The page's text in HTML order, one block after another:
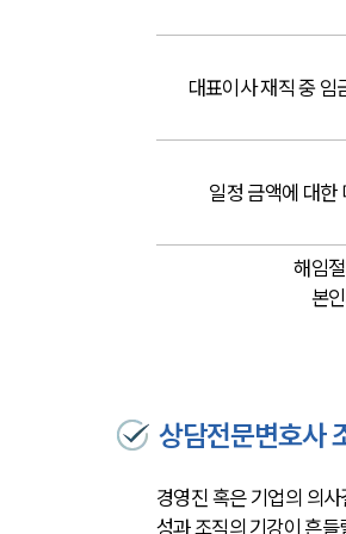
대표이사 재직 중 임
일정 금액에 대한
해임
본
상담전문변호사
경영진 혹은 기업의 의
성과 조직의 기강이 흔들